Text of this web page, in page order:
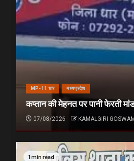
MP-11 धार मध्यप्रदेश
कप्तान की मेहनत पर पानी फेरती
07/08/2026 KAMALGIRI GOSWAMI
1 min read